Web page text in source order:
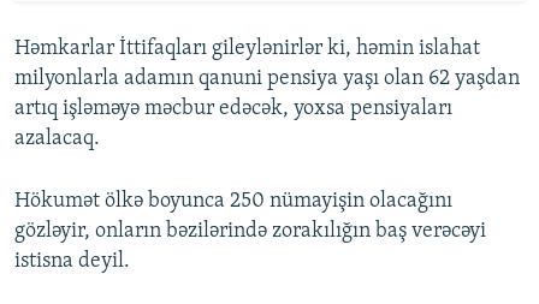
Həmkarlar İttifaqları gileylənirlər ki, həmin islahat
milyonlarla adamın qanuni pensiya yaşı olan 62 yaşdan
artıq işləməyə məcbur edəcək, yoxsa pensiyaları
azalacaq.
Hökumət ölkə boyunca 250 nümayişin olacağını
gözləyir, onların bəzilərində zorakılığın baş verəcəyi
istisna deyil.